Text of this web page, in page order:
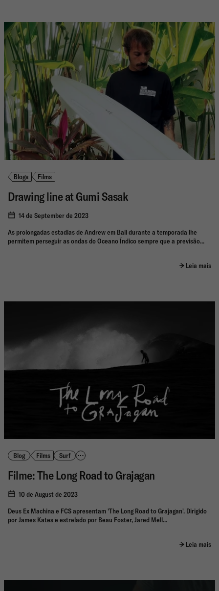
Blogs Films
Drawing line at Gumi Sasak
14 de September de 2023
As prolongadas estadias de Andrew em Bali durante a temporada lhe
permitem perseguir as ondas do Oceano Índico sempre que a previsão...
Leia mais
Blog Films Surf
Filme: The Long Road to Grajagan
10 de August de 2023
Deus Ex Machina e FCS apresentam 'The Long Road to Grajagan'. Dirigido
por James Kates e estrelado por Beau Foster, Jared Mell...
Leia mais